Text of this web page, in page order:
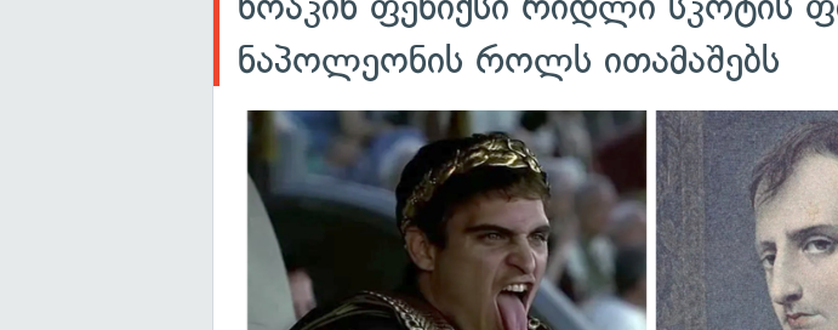
ნაპოლეონის როლს ითამაშებს